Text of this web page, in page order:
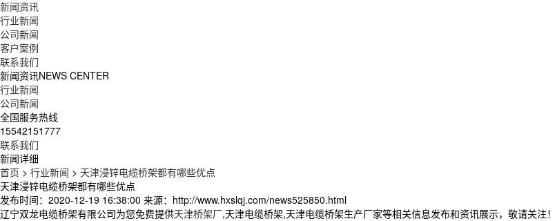
新闻资讯
行业新闻
公司新闻
客户案例
联系我们
新闻资讯NEWS CENTER
行业新闻
公司新闻
全国服务热线
15542151777
联系我们
新闻详细
首页 > 行业新闻 > 天津浸锌电缆桥架都有哪些优点
天津浸锌电缆桥架都有哪些优点
发布时间：2020-12-19 16:38:00 来源：http://www.hxslqj.com/news525850.html
辽宁双龙电缆桥架有限公司为您免费提供天津桥架厂,天津电缆桥架,天津电缆桥架生产厂家等相关信息发布和资讯展示，敬请关注！